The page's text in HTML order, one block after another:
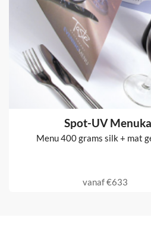
Spot-UV
Menu 400 grams silk + mat
vanaf€633